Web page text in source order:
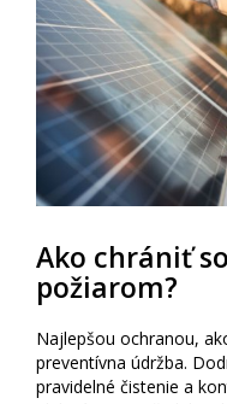
Ako chrániť
požiarom?
Najlepšou ochranou,
preventívna údržba.
pravidelné čistenie a